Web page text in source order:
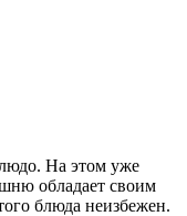
На этом уже
обладает своим
блюда неизбежен.